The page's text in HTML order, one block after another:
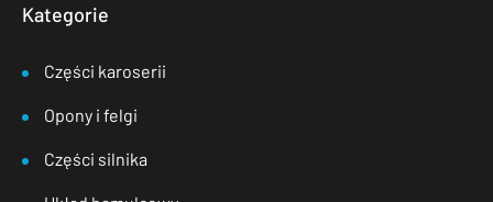
Kategorie
Części karoserii
Opony i felgi
Części silnika